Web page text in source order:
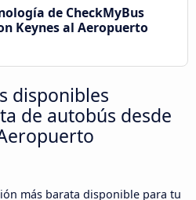
de CheckMyBus
Keynes al Aeropuerto
disponibles
de autobús desde
más barata disponible para tu